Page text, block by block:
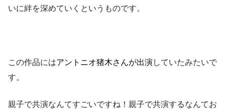
いに絆を深めていくというものです。
この作品にはアントニオ猪木さんが出演していたみたいで
す。
親子で共演なんてすごいですね！親子で共演するなんてお